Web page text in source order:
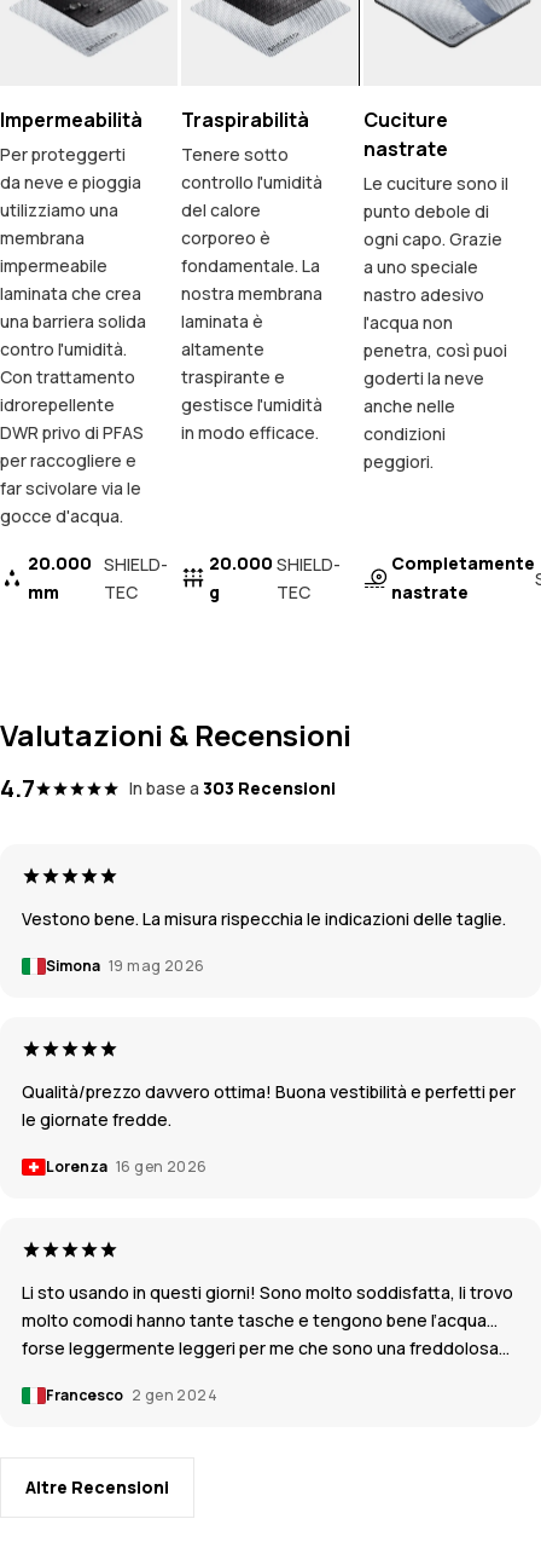
Impermeabilità
Per proteggerti
da neve e pioggia
utilizziamo una
membrana
impermeabile
laminata che crea
una barriera solida
contro l'umidità.
Con trattamento
idrorepellente
DWR privo di PFAS
per raccogliere e
far scivolare via le
gocce d'acqua.
20.000
mm
SHIELD-
TEC
Traspirabilità
Tenere sotto
controllo l'umidità
del calore
corporeo è
fondamentale. La
nostra membrana
laminata è
altamente
traspirante e
gestisce l'umidità
in modo efficace.
20.000
g
SHIELD-
TEC
Cuciture
nastrate
Le cuciture sono il
punto debole di
ogni capo. Grazie
a uno speciale
nastro adesivo
l'acqua non
penetra, così puoi
goderti la neve
anche nelle
condizioni
peggiori.
Completamente
nastrate
Valutazioni & Recensioni
4.7 In base a 303 Recensioni
Vestono bene. La misura rispecchia le indicazioni delle taglie.
Simona 19 mag 2026
Qualità/prezzo davvero ottima! Buona vestibilità e perfetti per
le giornate fredde.
Lorenza 16 gen 2026
Li sto usando in questi giorni! Sono molto soddisfatta, li trovo
molto comodi hanno tante tasche e tengono bene l’acqua…
forse leggermente leggeri per me che sono una freddolosa…
Francesco 2 gen 2024
Altre Recensioni